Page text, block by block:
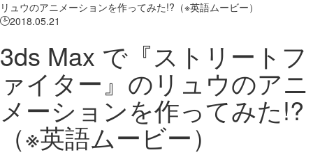
リュウのアニメーションを作ってみた!?（※英語ムービー）
2018.05.21
3ds Max で『ストリートフ
ァイター』のリュウのアニ
メーションを作ってみた!?
（※英語ムービー）